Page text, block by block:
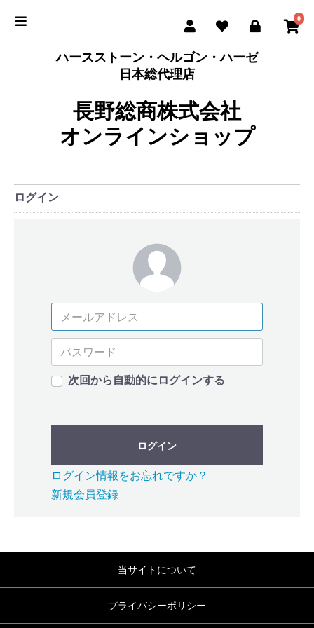
0
ハースストーン・ヘルゴン・ハーゼ
日本総代理店
長野総商株式会社
オンラインショップ
ログイン
次回から自動的にログインする
ログイン
ログイン情報をお忘れですか？
新規会員登録
当サイトについて
プライバシーポリシー